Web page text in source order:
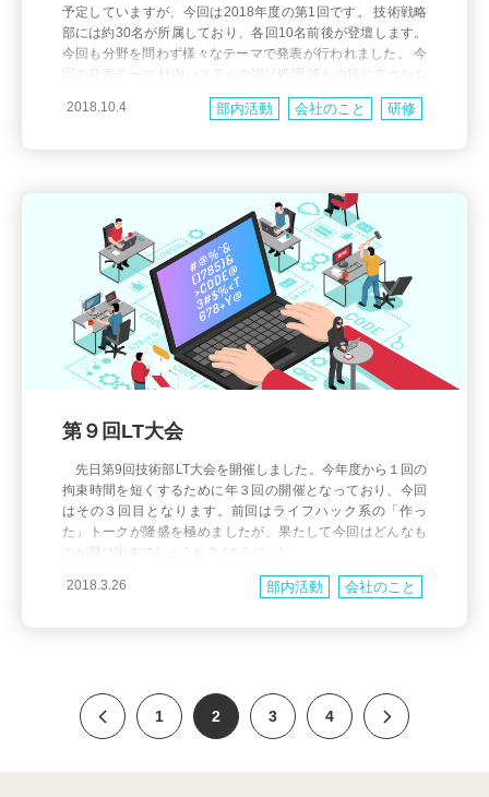
予定していますが、今回は2018年度の第1回です。 技術戦略
部には約30名が所属しており、各回10名前後が登壇します。
今回も分野を問わず様々なテーマで発表が行われました。 今
回の発表テーマ 社内システムの認証処理 誰かの役に立つかも
しれない小ネタ集 プロジェクトは踊る、されど・・・ 初めて
PLをやってみて PCI/DSSへの取り
2018.10.4 会社のこと
部内活動 研修
第９回LT大会
先日第9回技術部LT大会を開催しました。今年度から１回の
拘束時間を短くするために年３回の開催となっており、今回
はその３回目となります。前回はライフハック系の「作っ
た」トークが隆盛を極めましたが、果たして今回はどんなも
のが飛び出すでしょうか？ (さらに…)
2018.3.26 会社のこと
部内活動
1 2 3 4